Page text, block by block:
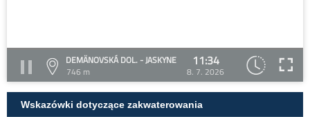
DEMÄNOVSKÁ DOL. - JASKYNE
746 m
11:34
8. 7. 2026
Wskazówki dotyczące zakwaterowania